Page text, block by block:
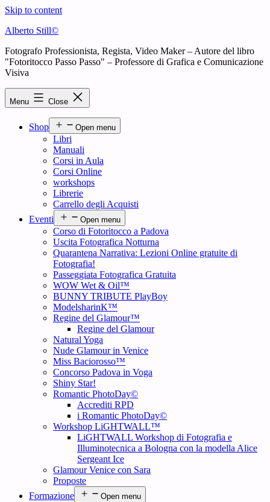
Skip to content
Alberto Still©
Fotografo Professionista, Regista, Video Maker – Autore del libro
"Fotoritocco Passo Passo" – Professore di Grafica e Comunicazione
Visiva
Menu Close
Shop Open menu
Libri
Manuali
Corsi in Aula
Corsi Online
workshops
Librerie
Carrello degli Acquisti
Eventi
Open menu
Corso di Fotoritocco a Padova
Uscita Fotografica Notturna
Quarantena Narrativa: Lezioni Online gratuite di
Fotografia!
Passeggiata Fotografica Gratuita
WOW Wet & Oil™
BUNNY TRIBUTE PlayBoy
ModelsharinK™
Regine del Glamour™
Regine del Glamour
Natural Yoga
Nude Glamour in Venice
Miss Baciorosso™
Concorso Padova in Voga
Shiny Star!
Romantic PhotoDay©
Accrediti RPD
i Romantic PhotoDay©
Workshop LiGHTWALL™
LiGHTWALL Workshop di Fotografia e
Illuminotecnica a Bologna con la modella Alice
Sergeant Ice
Glamour Venice con Sara
Proposte
Formazione
Open menu